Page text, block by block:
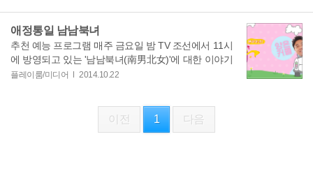
애정통일 남남북녀
추천 예능 프로그램 매주 금요일 밤 TV 조선에서 11시
에 방영되고 있는 '남남북녀(南男北女)'에 대한 이야기
다. 이 예능 프
플레이룸/미디어 2014.10.22
이전 1 다음